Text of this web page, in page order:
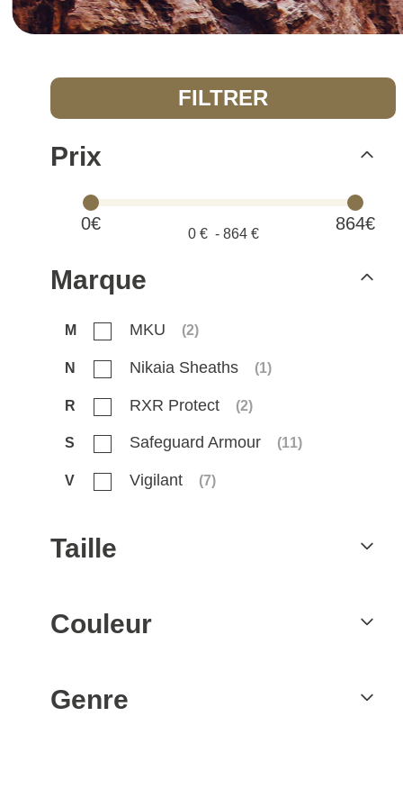
FILTRER
Prix
0€ 864€
0€ - 864€
Marque
M MKU (2)
N Nikaia Sheaths (1)
R RXR Protect (2)
S Safeguard Armour (11)
V Vigilant (7)
Taille
Couleur
Genre